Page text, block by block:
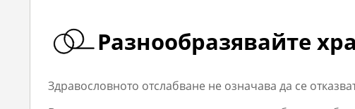
Разнообразявайте
Здравословното отслабване не означава да се